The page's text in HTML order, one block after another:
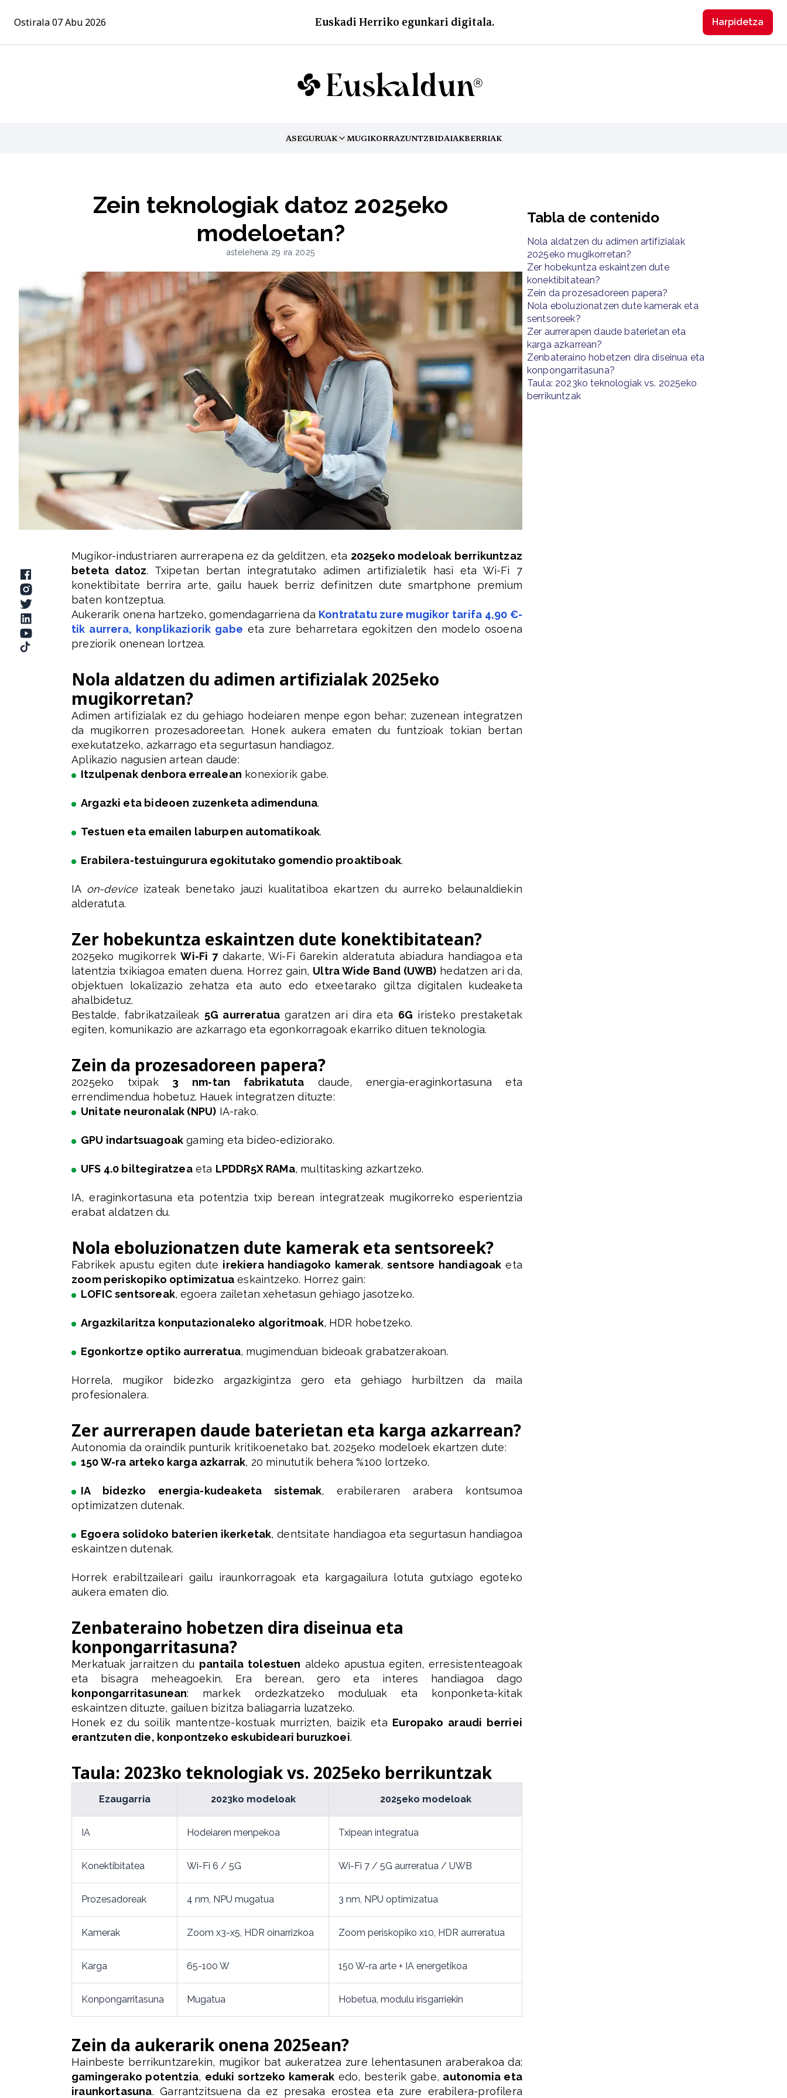
Ostirala 07 Abu 2026 Euskadi Herriko egunkari digitala. Harpidetzа
ASEGURUAK
TOGGLE MENUMUGIKORRAZUNTZBIDAIAKBERRIAK
Zein teknologiak datoz 2025eko
modeloetan?
astelehena 29 ira 2025
Mugikor-industriaren aurrerapena ez da gelditzen, eta 2025eko modeloak berrikuntzaz
beteta datoz. Txipetan bertan integratutako adimen artifizialetik hasi eta Wi-Fi 7
konektibitate berrira arte, gailu hauek berriz definitzen dute smartphone premium
baten kontzeptua.
Aukerarik onena hartzeko, gomendagarriena da Kontratatu zure mugikor tarifa 4,90 €-
tik aurrera, konplikaziorik gabe eta zure beharretara egokitzen den modelo osoena
preziorik onenean lortzea.
Nola aldatzen du adimen artifizialak 2025eko
mugikorretan?
Adimen artifizialak ez du gehiago hodeiaren menpe egon behar; zuzenean integratzen
da mugikorren prozesadoreetan. Honek aukera ematen du funtzioak tokian bertan
exekutatzeko, azkarrago eta segurtasun handiagoz.
Aplikazio nagusien artean daude:
Itzulpenak denbora errealean konexiorik gabe.
Argazki eta bideoen zuzenketa adimenduna.
Testuen eta emailen laburpen automatikoak.
Erabilera-testuingurura egokitutako gomendio proaktiboak.
IA on-deviceizateak benetako jauzi kualitatiboa ekartzen du aurreko belaunaldiekin
alderatuta.
Zer hobekuntza eskaintzen dute konektibitatean?
2025eko mugikorrekWi-Fi 7dakarte, Wi-Fi 6arekin alderatuta abiadura handiagoa eta
latentzia txikiagoa ematen duena. Horrez gain, Ultra Wide Band (UWB) hedatzen ari da,
objektuen lokalizazio zehatza eta auto edo etxeetarako giltza digitalen kudeaketa
ahalbidetuz.
Bestalde, fabrikatzaileak 5G aurreratua garatzen ari dira eta 6G iristeko prestaketak
egiten, komunikazio are azkarrago eta egonkorragoak ekarriko dituen teknologia.
Zein da prozesadoreen papera?
2025eko txipak 3 nm-tan fabrikatuta daude, energia-eraginkortasuna eta
errendimendua hobetuz. Hauek integratzen dituzte:
Unitate neuronalak (NPU) IA-rako.
GPU indartsuagoak gaming eta bideo-ediziorako.
UFS 4.0 biltegiratzeaeta LPDDR5X RAMa, multitasking azkartzeko.
IA, eraginkortasuna eta potentzia txip berean integratzeak mugikorreko esperientzia
erabat aldatzen du.
Nola eboluzionatzen dute kamerak eta sentsoreek?
Fabrikek apustu egiten dute irekiera handiagoko kamerak,sentsore handiagoak eta
zoom periskopiko optimizatua eskaintzeko. Horrez gain:
LOFIC sentsoreak, egoera zailetan xehetasun gehiago jasotzeko.
Argazkilaritza konputazionaleko algoritmoak, HDR hobetzeko.
Egonkortze optiko aurreratua, mugimenduan bideoak grabatzerakoan.
Horrela, mugikor bidezko argazkigintza gero eta gehiago hurbiltzen da maila
profesionalera.
Zer aurrerapen daude baterietan eta karga azkarrean?
Autonomia da oraindik punturik kritikoenetako bat. 2025eko modeloek ekartzen dute:
150 W-ra arteko karga azkarrak, 20 minututik behera %100 lortzeko.
IA bidezko energia-kudeaketa sistemak, erabileraren arabera kontsumoa
optimizatzen dutenak.
Egoera solidoko baterien ikerketak, dentsitate handiagoa eta segurtasun handiagoa
eskaintzen dutenak.
Horrek erabiltzaileari gailu iraunkorragoak eta kargagailura lotuta gutxiago egoteko
aukera ematen dio.
Zenbateraino hobetzen dira diseinua eta
konpongarritasuna?
Merkatuak jarraitzen du pantaila tolestuen aldeko apustua egiten, erresistenteagoak
eta bisagra meheagoekin. Era berean, gero eta interes handiagoa dago
konpongarritasunean: markek ordezkatzeko moduluak eta konponketa-kitak
eskaintzen dituzte, gailuen bizitza baliagarria luzatzeko.
Honek ez du soilik mantentze-kostuak murrizten, baizik eta Europako araudi berriei
erantzuten die, konpontzeko eskubideari buruzkoei.
Taula: 2023ko teknologiak vs. 2025eko berrikuntzak
Ezaugarria 2023ko modeloak 2025eko modeloak
IA Hodeiaren menpekoa Txipean integratua
Konektibitatea Wi-Fi 6 / 5G Wi-Fi 7 / 5G aurreratua / UWB
Prozesadoreak 4 nm, NPU mugatua 3 nm, NPU optimizatua
Kamerak Zoom x3-x5, HDR oinarrizkoa Zoom periskopiko x10, HDR aurreratua
Karga 65-100 W 150 W-ra arte + IA energetikoa
Konpongarritasuna Mugatua Hobetua, modulu irisgarriekin
Zein da aukerarik onena 2025ean?
Hainbeste berrikuntzarekin, mugikor bat aukeratzea zure lehentasunen araberakoa da:
gamingerako potentzia, eduki sortzeko kamerak edo, besterik gabe, autonomia eta
iraunkortasuna. Garrantzitsuena da ez presaka erostea eta zure erabilera-profilera
Tabla de contenido
Nola aldatzen du adimen artifizialak
2025eko mugikorretan?
Zer hobekuntza eskaintzen dute
konektibitatean?
Zein da prozesadoreen papera?
Nola eboluzionatzen dute kamerak eta
sentsoreek?
Zer aurrerapen daude baterietan eta
karga azkarrean?
Zenbateraino hobetzen dira diseinua eta
konpongarritasuna?
Taula: 2023ko teknologiak vs. 2025eko
berrikuntzak